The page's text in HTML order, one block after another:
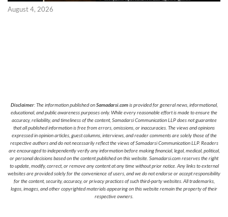
August 4, 2026
Disclaimer: The information published onSamadarsi.comis provided for general news, informational,
educational, and public awareness purposes only. While every reasonable effort is made to ensure the
accuracy, reliability, and timeliness of the content, Samadarsi Communication LLP does not guarantee
that all published information is free from errors, omissions, or inaccuracies. The views and opinions
expressed in opinion articles, guest columns, interviews, and reader comments are solely those of the
respective authors and do not necessarily reflect the views of Samadarsi Communication LLP. Readers
are encouraged to independently verify any information before making financial, legal, medical, political,
or personal decisions based on the content published on this website. Samadarsi.com reserves the right
to update, modify, correct, or remove any content at any time without prior notice. Any links to external
websites are provided solely for the convenience of users, and we do not endorse or accept responsibility
for the content, security, accuracy, or privacy practices of such third-party websites. All trademarks,
logos, images, and other copyrighted materials appearing on this website remain the property of their
respective owners.